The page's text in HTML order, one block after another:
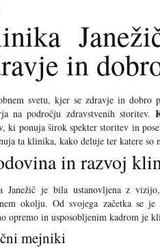
in
svetu, kjer se zdravje in dobro
na področju zdravstvenih storitev.
ki ponuja širok spekter storitev in
ta klinika, kako deluje ter katere so
in razvoj
Janežič je bila ustanovljena z
okolju. Od svojega začetka se
opremo in usposobljenim kadrom je
mejniki